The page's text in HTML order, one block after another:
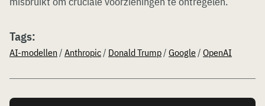
Tags:
AI-modellen / Anthropic/ Donald Trump/ Google/ OpenAI